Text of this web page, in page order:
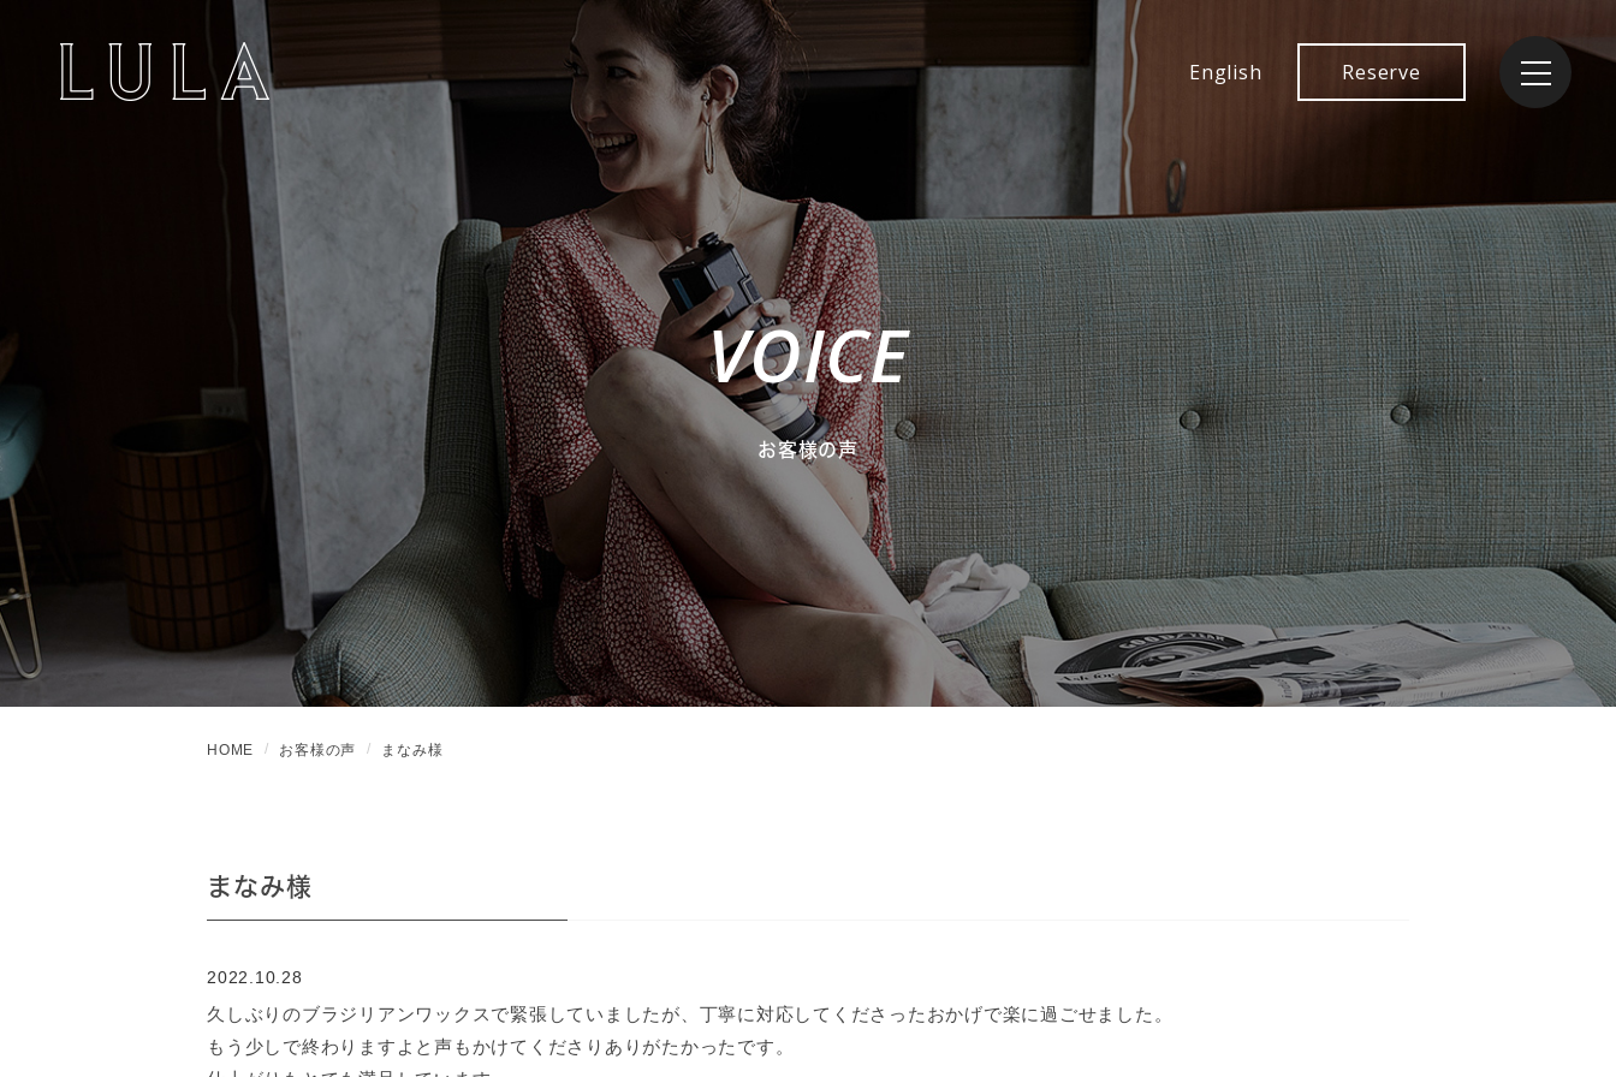
English Reserve
VOICE
お客様の声
HOME お客様の声 まなみ様
まなみ様
2022.10.28
久しぶりのブラジリアンワックスで緊張していましたが、丁寧に対応してくださったおかげで楽に過ごせました。
もう少しで終わりますよと声もかけてくださりありがたかったです。